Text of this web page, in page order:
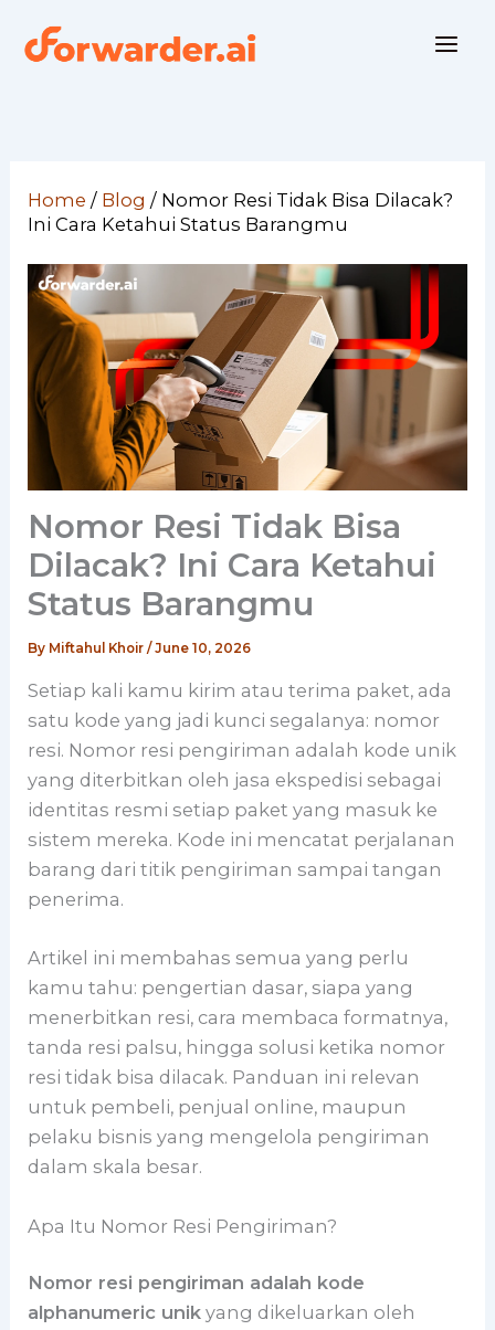
Home / Blog / Nomor Resi Tidak Bisa Dilacak?
Ini Cara Ketahui Status Barangmu
Nomor Resi Tidak Bisa
Dilacak? Ini Cara Ketahui
Status Barangmu
By Miftahul Khoir/June 10, 2026
Setiap kali kamu kirim atau terima paket, ada
satu kode yang jadi kunci segalanya: nomor
resi. Nomor resi pengiriman adalah kode unik
yang diterbitkan oleh jasa ekspedisi sebagai
identitas resmi setiap paket yang masuk ke
sistem mereka. Kode ini mencatat perjalanan
barang dari titik pengiriman sampai tangan
penerima.
Artikel ini membahas semua yang perlu
kamu tahu: pengertian dasar, siapa yang
menerbitkan resi, cara membaca formatnya,
tanda resi palsu, hingga solusi ketika nomor
resi tidak bisa dilacak. Panduan ini relevan
untuk pembeli, penjual online, maupun
pelaku bisnis yang mengelola pengiriman
dalam skala besar.
Apa Itu Nomor Resi Pengiriman?
Nomor resi pengiriman adalah kode
alphanumeric unik yang dikeluarkan oleh